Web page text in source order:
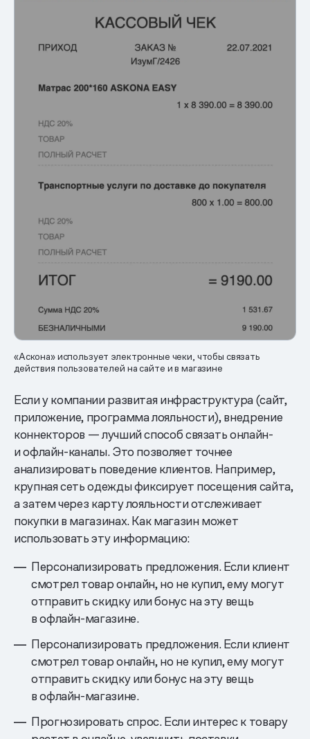
«Аскона» использует электронные чеки, чтобы связать
действия пользователей на сайте и в магазине
Если у компании развитая инфраструктура (сайт,
приложение, программа лояльности), внедрение
коннекторов — лучший способ связать онлайн-
и офлайн-каналы. Это позволяет точнее
анализировать поведение клиентов. Например,
крупная сеть одежды фиксирует посещения сайта,
а затем через карту лояльности отслеживает
покупки в магазинах. Как магазин может
использовать эту информацию:
Персонализировать предложения. Если клиент
смотрел товар онлайн, но не купил, ему могут
отправить скидку или бонус на эту вещь
в офлайн-магазине.
Персонализировать предложения. Если клиент
смотрел товар онлайн, но не купил, ему могут
отправить скидку или бонус на эту вещь
в офлайн-магазине.
Прогнозировать спрос. Если интерес к товару